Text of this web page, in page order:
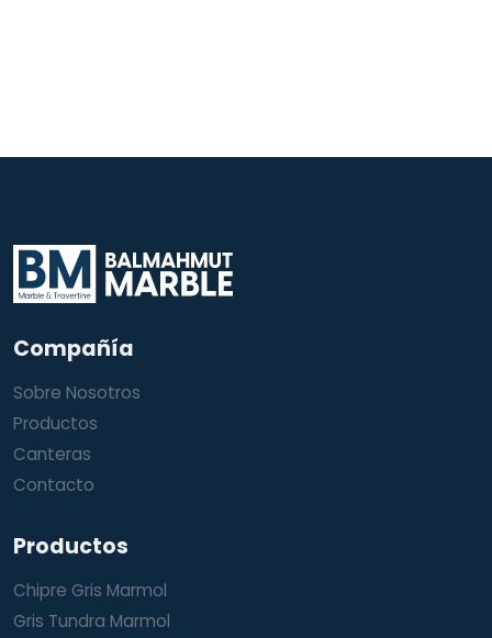
Compañía
Sobre Nosotros
Productos
Canteras
Contacto
Productos
Chipre Gris Marmol
Gris Tundra Marmol